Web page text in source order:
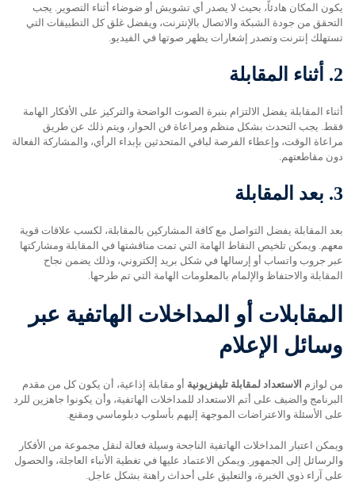
يكون المكان هادئاً، بحيث لا يصدر أي تشويش أو ضوضاء أثناء التصوير. يجب
التحقق من جودة الشبكة والاتصال بالإنترنت، ويفضل غلق كل التطبيقات التي
تستهلك إنترنت وتصدر إشعارات يظهر صوتها في الفيديو.
2. أثناء المقابلة
أثناء المقابلة يفضل الالتزام بنبرة الصوت الواضحة والتركيز على الأفكار الهامة
فقط. يجب التحدث بشكل منظم ومراعاة فن الحوار، ويتم ذلك عن طريق
مراعاة الوقت، وإعطاء الفرصة لباقي المتحدثين بإبداء الرأي، والمشاركة الفعالة
دون مقاطعتهم.
3. بعد المقابلة
بعد المقابلة يفضل التواصل مع كافة المشاركين بالمقابلة، لكسب علاقات قوية
معهم. ويمكن تلخيص النقاط الهامة التي تمت مناقشتها في المقابلة ومشاركتها
عبر جروب واتساب أو إرسالها في شكل بريد إلكتروني، وذلك يضمن نجاح
المقابلة والاحتفاظ والإلمام بالمعلومات الهامة التي تم طرحها.
المقابلات أو المداخلات الهاتفية عبر
وسائل الإعلام
من لوازم الاستعداد لمقابلة تليفزيونية أو مقابلة إذاعية، أن يكون كل من مقدم
البرنامج والضيف على أتم الاستعداد للمداخلات الهاتفية، وأن يكونوا جاهزين للرد
على الأسئلة والاعتراضات الموجهة إليهم بأسلوب دبلوماسي ومقنع.
ويمكن اعتبار المداخلات الهاتفية الناجحة وسيلة فعالة لنقل مجموعة من الأفكار
والرسائل إلى الجمهور. ويمكن الاعتماد عليها في تغطية الأنباء العاجلة، والحصول
على آراء ذوي الخبرة، والتعليق على أحداث راهنة بشكل عاجل.